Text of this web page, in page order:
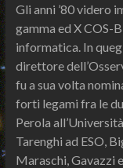
Gli anni ’80 videro
gamma ed X COS-
informatica. In
direttore
fu a sua volta
forti legami fra le
Perola
Tarenghi ad ESO,
Maraschi, Gavazzi